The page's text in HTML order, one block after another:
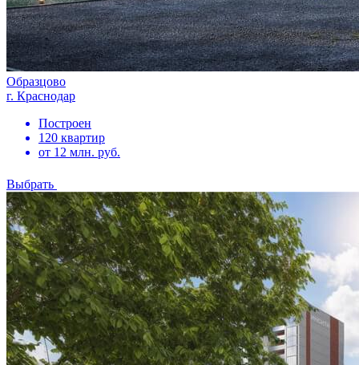
Образцово
г. Краснодар
Построен
120 квартир
от 12 млн. руб.
Выбрать